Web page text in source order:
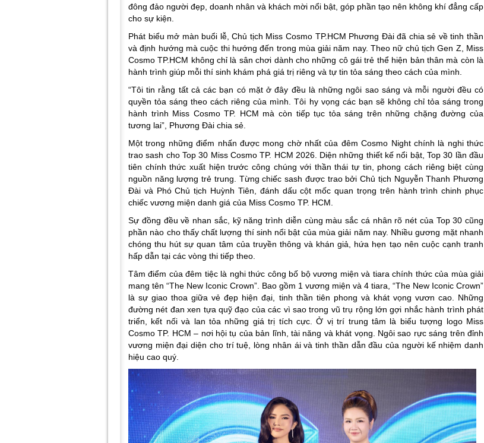
đông đảo người đẹp, doanh nhân và khách mời nổi bật, góp phần tạo nên không khí đẳng cấp
cho sự kiện.
Phát biểu mở màn buổi lễ, Chủ tịch Miss Cosmo TP.HCM Phương Đài đã chia sẻ về tinh thần
và định hướng mà cuộc thi hướng đến trong mùa giải năm nay. Theo nữ chủ tịch Gen Z, Miss
Cosmo TP.HCM không chỉ là sân chơi dành cho những cô gái trẻ thể hiện bản thân mà còn là
hành trình giúp mỗi thí sinh khám phá giá trị riêng và tự tin tỏa sáng theo cách của mình.
“Tôi tin rằng tất cả các bạn có mặt ở đây đều là những ngôi sao sáng và mỗi người đều có
quyền tỏa sáng theo cách riêng của mình. Tôi hy vọng các bạn sẽ không chỉ tỏa sáng trong
hành trình Miss Cosmo TP. HCM mà còn tiếp tục tỏa sáng trên những chặng đường của
tương lai”, Phương Đài chia sẻ.
Một trong những điểm nhấn được mong chờ nhất của đêm Cosmo Night chính là nghi thức
trao sash cho Top 30 Miss Cosmo TP. HCM 2026. Diện những thiết kế nổi bật, Top 30 lần đầu
tiên chính thức xuất hiện trước công chúng với thần thái tự tin, phong cách riêng biệt cùng
nguồn năng lượng trẻ trung. Từng chiếc sash được trao bởi Chủ tịch Nguyễn Thanh Phương
Đài và Phó Chủ tịch Huỳnh Tiên, đánh dấu cột mốc quan trọng trên hành trình chinh phục
chiếc vương miện danh giá của Miss Cosmo TP. HCM.
Sự đồng đều về nhan sắc, kỹ năng trình diễn cùng màu sắc cá nhân rõ nét của Top 30 cũng
phần nào cho thấy chất lượng thí sinh nổi bật của mùa giải năm nay. Nhiều gương mặt nhanh
chóng thu hút sự quan tâm của truyền thông và khán giả, hứa hẹn tạo nên cuộc cạnh tranh
hấp dẫn tại các vòng thi tiếp theo.
Tâm điểm của đêm tiệc là nghi thức công bố bộ vương miện và tiara chính thức của mùa giải
mang tên “The New Iconic Crown”. Bao gồm 1 vương miện và 4 tiara, “The New Iconic Crown”
là sự giao thoa giữa vẻ đẹp hiện đại, tinh thần tiên phong và khát vọng vươn cao. Những
đường nét đan xen tựa quỹ đạo của các vì sao trong vũ trụ rộng lớn gợi nhắc hành trình phát
triển, kết nối và lan tỏa những giá trị tích cực. Ở vị trí trung tâm là biểu tượng logo Miss
Cosmo TP. HCM – nơi hội tụ của bản lĩnh, tài năng và khát vọng. Ngôi sao rực sáng trên đỉnh
vương miện đại diện cho trí tuệ, lòng nhân ái và tinh thần dẫn đầu của người kế nhiệm danh
hiệu cao quý.